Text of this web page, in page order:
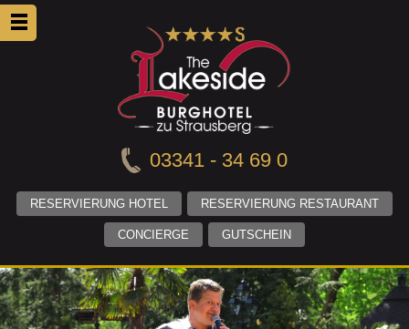
03341 - 34 69 0
RESERVIERUNG HOTEL RESERVIERUNG RESTAURANT
CONCIERGE GUTSCHEIN